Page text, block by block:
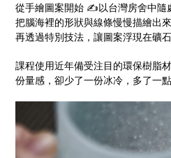
從手繪圖案開始 ✍️以台灣房舍中隨
把腦海裡的形狀與線條慢慢描繪出來
再透過特別技法，讓圖案浮現在礦
課程使用近年備受注目的環保樹脂
份量感，卻少了一份冰冷，多了一點